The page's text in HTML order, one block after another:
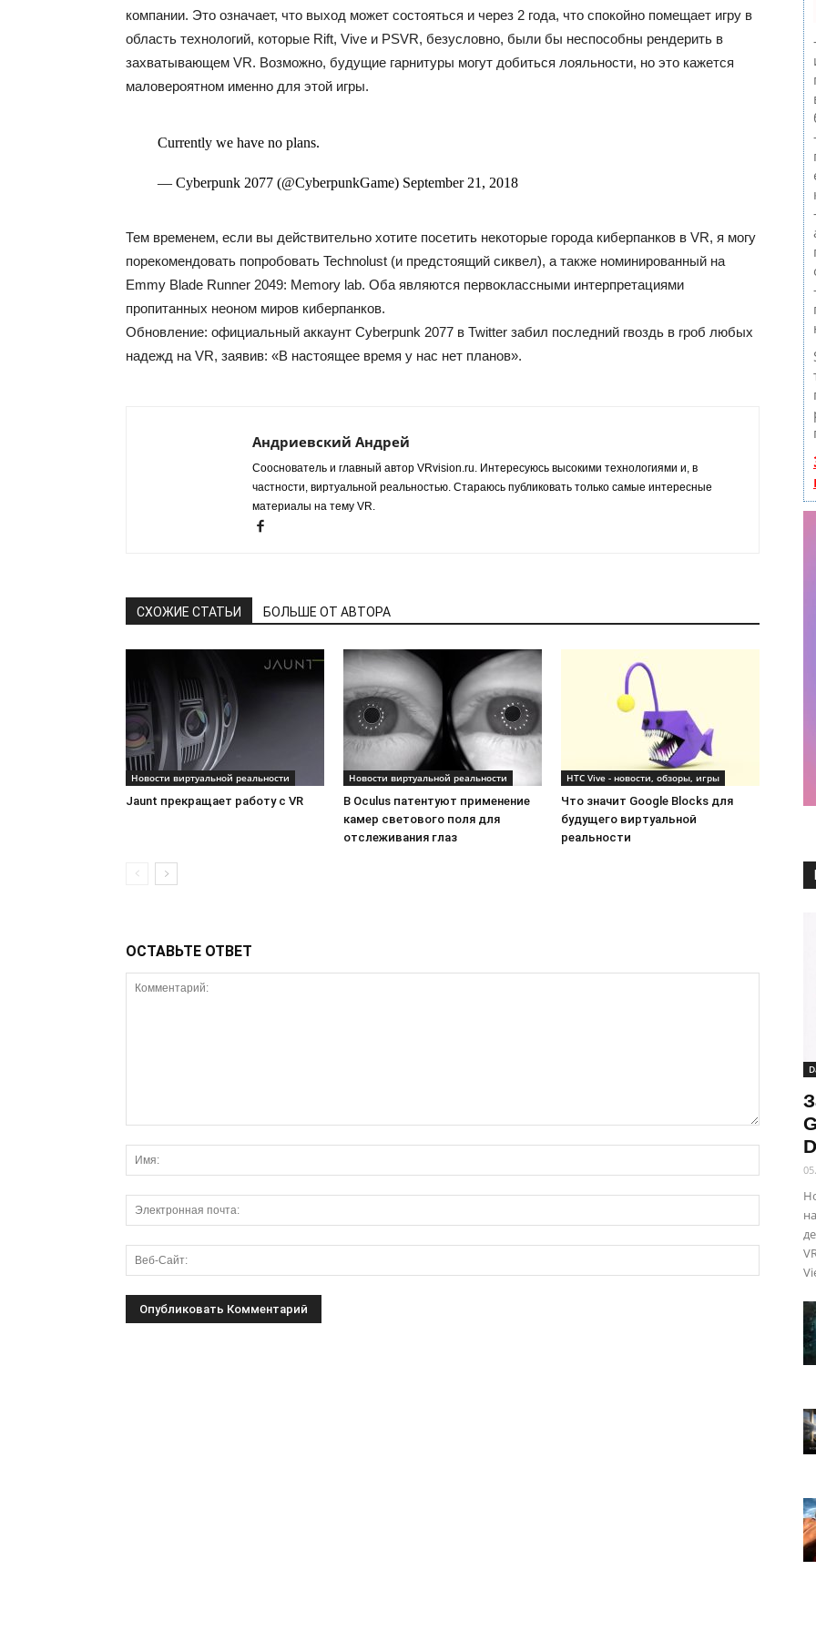
компании. Это означает, что выход может состояться и через 2 года, что спокойно помещает игру в
область технологий, которые Rift, Vive и PSVR, безусловно, были бы неспособны рендерить в
захватывающем VR. Возможно, будущие гарнитуры могут добиться лояльности, но это кажется
маловероятном именно для этой игры.
Currently we have no plans.
— Cyberpunk 2077 (@CyberpunkGame) September 21, 2018
Тем временем, если вы действительно хотите посетить некоторые города киберпанков в VR, я могу
порекомендовать попробовать Technolust (и предстоящий сиквел), а также номинированный на
Emmy Blade Runner 2049: Memory lab. Оба являются первоклассными интерпретациями
пропитанных неоном миров киберпанков.
Обновление: официальный аккаунт Cyberpunk 2077 в Twitter забил последний гвоздь в гроб любых
надежд на VR, заявив: «В настоящее время у нас нет планов».
Андриевский Андрей
Сооснователь и главный автор VRvision.ru. Интересуюсь высокими технологиями и, в
частности, виртуальной реальностью. Стараюсь публиковать только самые интересные
материалы на тему VR.
СХОЖИЕ СТАТЬИ БОЛЬШЕ ОТ АВТОРА
Новости виртуальной реальности
Jaunt прекращает работу с VR
Новости виртуальной реальности
В Oculus патентуют применение
камер светового поля для
отслеживания глаз
HTC Vive - новости, обзоры, игры
Что значит Google Blocks для
будущего виртуальной
реальности
ОСТАВЬТЕ ОТВЕТ